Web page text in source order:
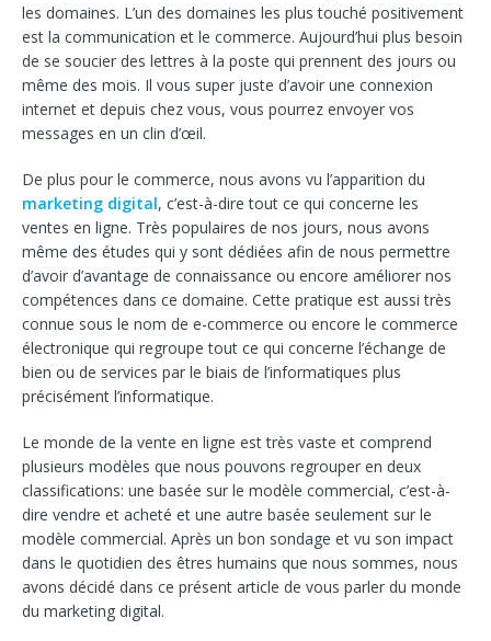
les domaines. L’un des domaines les plus touché positivement
est la communication et le commerce. Aujourd’hui plus besoin
de se soucier des lettres à la poste qui prennent des jours ou
même des mois. Il vous super juste d’avoir une connexion
internet et depuis chez vous, vous pourrez envoyer vos
messages en un clin d’œil.
De plus pour le commerce, nous avons vu l’apparition du
marketing digital, c’est-à-dire tout ce qui concerne les
ventes en ligne. Très populaires de nos jours, nous avons
même des études qui y sont dédiées afin de nous permettre
d’avoir d’avantage de connaissance ou encore améliorer nos
compétences dans ce domaine. Cette pratique est aussi très
connue sous le nom de e-commerce ou encore le commerce
électronique qui regroupe tout ce qui concerne l’échange de
bien ou de services par le biais de l’informatiques plus
précisément l’informatique.
Le monde de la vente en ligne est très vaste et comprend
plusieurs modèles que nous pouvons regrouper en deux
classifications: une basée sur le modèle commercial, c’est-à-
dire vendre et acheté et une autre basée seulement sur le
modèle commercial. Après un bon sondage et vu son impact
dans le quotidien des êtres humains que nous sommes, nous
avons décidé dans ce présent article de vous parler du monde
du marketing digital.